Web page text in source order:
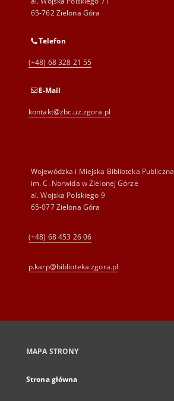
65-762 Zielona Góra
Telefon
(+48) 68 328 21 55
E-Mail
kontakt@zbc.uz.zgora.pl
Wojewódzka i Miejska Biblioteka Publiczna
im. C. Norwida w Zielonej Górze
al. Wojska Polskiego 9
65-077 Zielona Góra
(+48) 68 453 26 06
p.karp@biblioteka.zgora.pl
MAPA STRONY
Strona główna